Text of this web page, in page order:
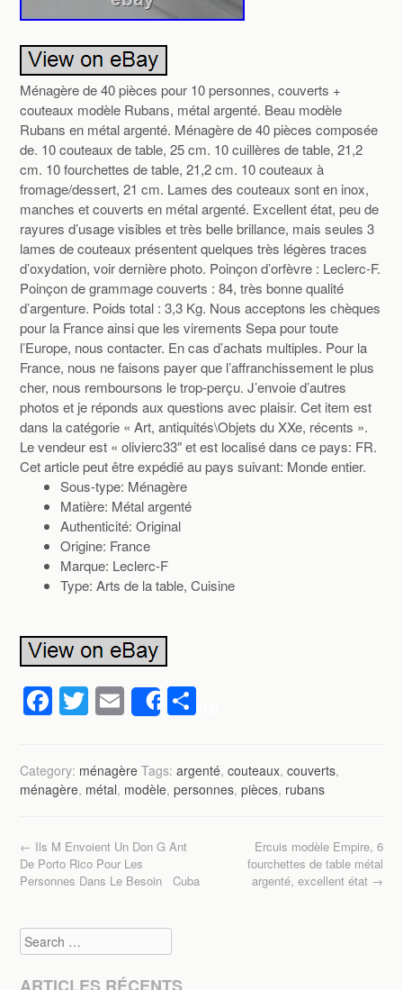
Ménagère de 40 pièces pour 10 personnes, couverts +
couteaux modèle Rubans, métal argenté. Beau modèle
Rubans en métal argenté. Ménagère de 40 pièces composée
de. 10 couteaux de table, 25 cm. 10 cuillères de table, 21,2
cm. 10 fourchettes de table, 21,2 cm. 10 couteaux à
fromage/dessert, 21 cm. Lames des couteaux sont en inox,
manches et couverts en métal argenté. Excellent état, peu de
rayures d’usage visibles et très belle brillance, mais seules 3
lames de couteaux présentent quelques très légères traces
d’oxydation, voir dernière photo. Poinçon d’orfèvre : Leclerc-F.
Poinçon de grammage couverts : 84, très bonne qualité
d’argenture. Poids total : 3,3 Kg. Nous acceptons les chèques
pour la France ainsi que les virements Sepa pour toute
l’Europe, nous contacter. En cas d’achats multiples. Pour la
France, nous ne faisons payer que l’affranchissement le plus
cher, nous remboursons le trop-perçu. J’envoie d’autres
photos et je réponds aux questions avec plaisir. Cet item est
dans la catégorie « Art, antiquités\Objets du XXe, récents ».
Le vendeur est « olivierc33″ et est localisé dans ce pays: FR.
Cet article peut être expédié au pays suivant: Monde entier.
Sous-type: Ménagère
Matière: Métal argenté
Authenticité: Original
Origine: France
Marque: Leclerc-F
Type: Arts de la table, Cuisine
F
a
c
e
o
o
T
wi
tt
er
E
m
ail
Share
ta
g
Category: ménagère Tags:argenté,couteaux,couverts,
ménagère, métal, modèle,personnes,pièces, rubans
Post navigation
← Ils M Envoient Un Don G Ant
De Porto Rico Pour Les
Personnes Dans Le Besoin Cuba
Ercuis modèle Empire, 6
fourchettes de table métal
argenté, excellent état →
Search